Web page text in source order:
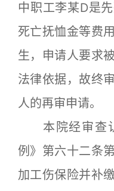
中职工李某D是
死亡抚恤金等费
生，申请人要求
法律依据，故终
人的再审申请。
本院经审查认
例》第六十二条
加工伤保险并补